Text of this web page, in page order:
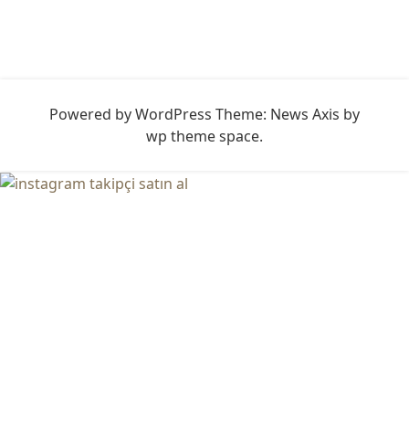
Powered by WordPress Theme: News Axis by
wp theme space.